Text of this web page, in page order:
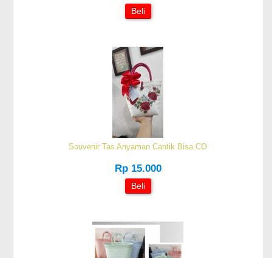
Beli
Souvenir Tas Anyaman Cantik Bisa CO
Rp 15.000
Beli